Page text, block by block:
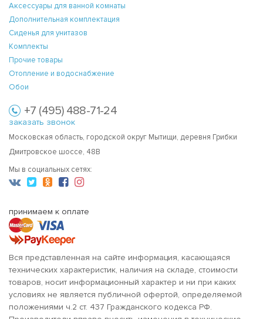
Аксессуары для ванной комнаты
Дополнительная комплектация
Сиденья для унитазов
Комплекты
Прочие товары
Отопление и водоснабжение
Обои
+7 (495) 488-71-24
заказать звонок
Московская область, городской округ Мытищи, деревня Грибки
Дмитровское шоссе, 48В
Мы в социальных сетях:
принимаем к оплате
Вся представленная на сайте информация, касающаяся
технических характеристик, наличия на складе, стоимости
товаров, носит информационный характер и ни при каких
условиях не является публичной офертой, определяемой
положениями ч.2 ст. 437 Гражданского кодекса РФ.